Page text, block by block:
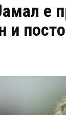
е
и